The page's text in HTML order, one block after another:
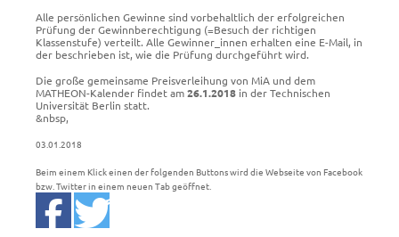
Alle persönlichen Gewinne sind vorbehaltlich der erfolgreichen
Prüfung der Gewinnberechtigung (=Besuch der richtigen
Klassenstufe) verteilt. Alle Gewinner_innen erhalten eine E-Mail, in
der beschrieben ist, wie die Prüfung durchgeführt wird.
Die große gemeinsame Preisverleihung von MiA und dem
MATHEON-Kalender findet am26.1.2018 in der Technischen
Universität Berlin statt.
&nbsp,
03.01.2018
Beim einem Klick einen der folgenden Buttons wird die Webseite von Facebook
bzw. Twitter in einem neuen Tab geöffnet.